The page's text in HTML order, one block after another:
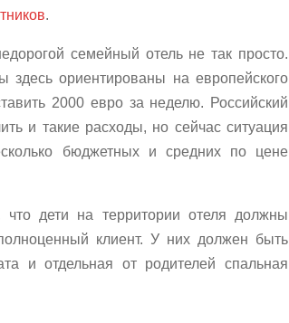
.
семейный отель не так просто.
ориентированы на европейского
2000 евро за неделю. Российский
и такие расходы, но сейчас ситуация
бюджетных и средних по цене
дети на территории отеля должны
клиент. У них должен быть
и отдельная от родителей спальная